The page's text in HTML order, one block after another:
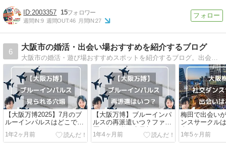
2003357 15
週間IN:9 週間OUT:46 月間IN:27
6
大阪市の婚活・出会い場おすすめを紹介するブログ
【大阪万博2025】7月のブ
ルーインパルスはどこで見
ることができる？
1年2ヶ月前
【大阪万博】ブルーインパ
ルスの再派遣いつ？ファン
歴30年の私が大予想
1年4ヶ月前
梅田で出会い
ンスサークル
者におすすめ
1年5ヶ月前